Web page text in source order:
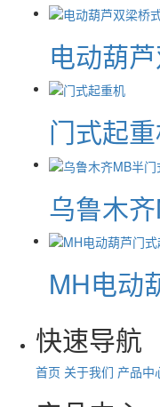
电动葫
门式起
乌鲁木
MH电动
快速导航
首页 关于我们 产品中